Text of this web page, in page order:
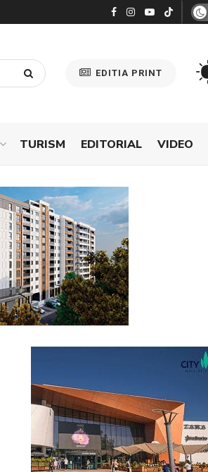
EDITIA PRINT
TURISM EDITORIAL VIDEO